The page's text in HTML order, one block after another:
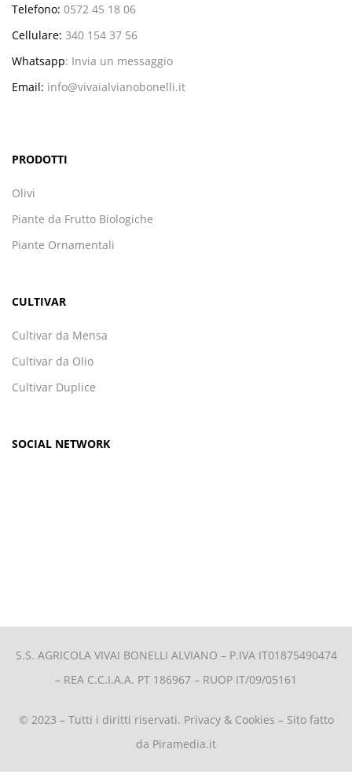
Telefono: 0572 45 18 06
Cellulare: 340 154 37 56
Whatsapp: Invia un messaggio
Email: info@vivaialvianobonelli.it
PRODOTTI
Olivi
Piante da Frutto Biologiche
Piante Ornamentali
CULTIVAR
Cultivar da Mensa
Cultivar da Olio
Cultivar Duplice
SOCIAL NETWORK
S.S. AGRICOLA VIVAI BONELLI ALVIANO – P.IVA IT01875490474
– REA C.C.I.A.A. PT 186967 – RUOP IT/09/05161
© 2023 – Tutti i diritti riservati. Privacy & Cookies – Sito fatto
da Piramedia.it